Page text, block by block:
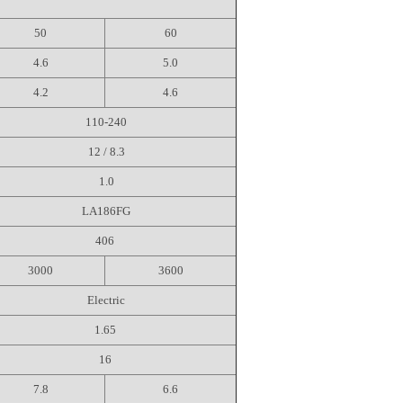
50 60
4.6 5.0
4.2 4.6
110-240
12 / 8.3
1.0
LA186FG
406
3000 3600
Electric
1.65
16
7.8 6.6